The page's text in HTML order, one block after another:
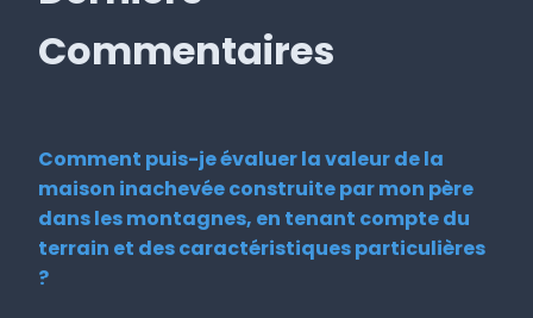
Commentaires
Comment puis-je évaluer la valeur de la
maison inachevée construite par mon père
dans les montagnes, en tenant compte du
terrain et des caractéristiques particulières
?